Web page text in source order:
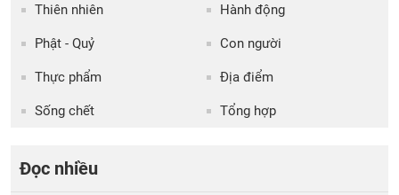
Thiên nhiên Hành động
Phật - Quỷ Con người
Thực phẩm Địa điểm
Sống chết Tổng hợp
Đọc nhiều